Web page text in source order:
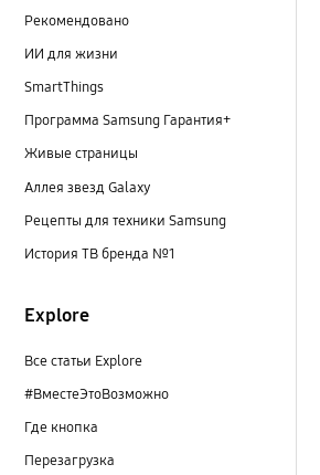
Рекомендовано
ИИ для жизни
SmartThings
Программа Samsung Гарантия+
Живые страницы
Аллея звезд Galaxy
Рецепты для техники Samsung
История ТВ бренда №1
Explore
Все статьи Explore
#ВместеЭтоВозможно
Где кнопка
Перезагрузка